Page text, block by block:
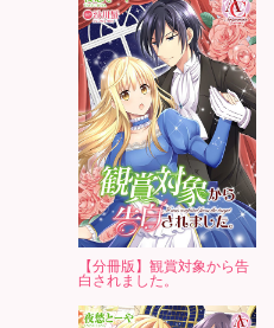
【分冊版】観賞対象から告
白されました。